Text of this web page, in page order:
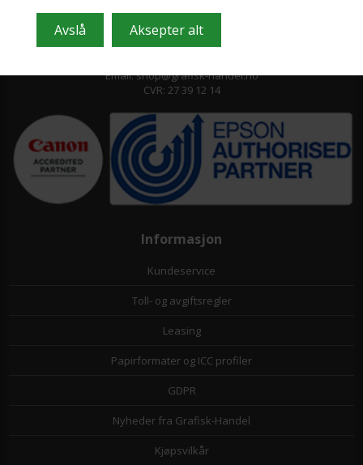
Kærgårdsvej 1, 2650 Hvidovre
Danmark
Email: shop@grafisk-handel.no
CVR: 27 39 12 14
Informasjon
Kundeservice
Toll- og avgiftsregler
Leasing
Papirformater og ICC profiler
GDPR
Nyheder fra Grafisk-Handel
Kjøpsvilkår